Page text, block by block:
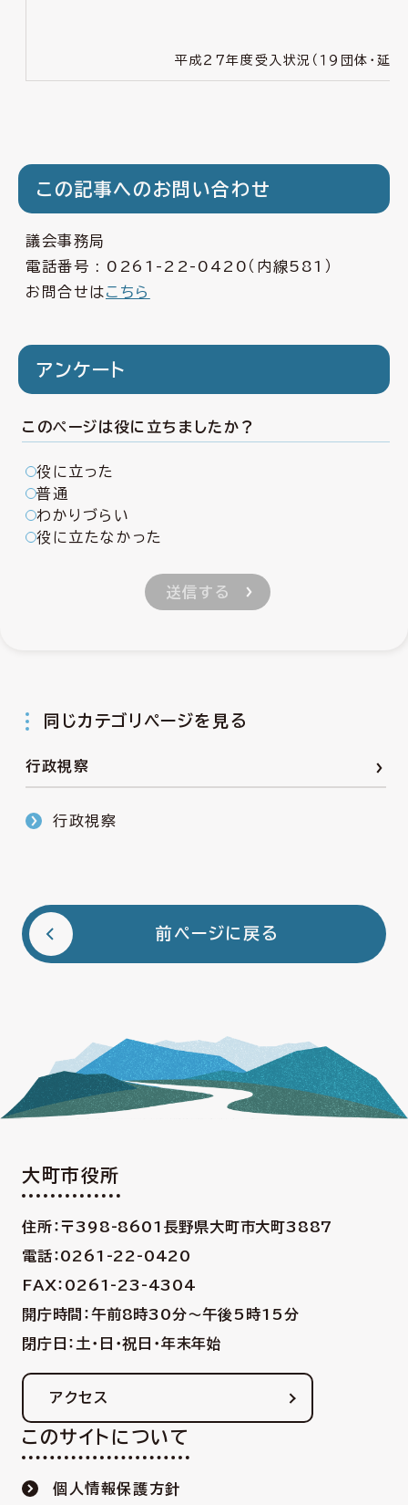
平成２７年度受入状況（１９団体・延べ
この記事へのお問い合わせ
議会事務局
電話番号 : 0261-22-0420 （内線581）
お問合せはこちら
アンケート
このページは役に立ちましたか？
役に立った
普通
わかりづらい
役に立たなかった
同じカテゴリページを見る
行政視察
行政視察
前ページに戻る
大町市役所
住所：〒398-8601 長野県大町市大町3887
電話：0261-22-0420
FAX：0261-23-4304
開庁時間：午前8時30分〜午後5時15分
閉庁日：土・日・祝日・年末年始
アクセス
このサイトについて
個人情報保護方針